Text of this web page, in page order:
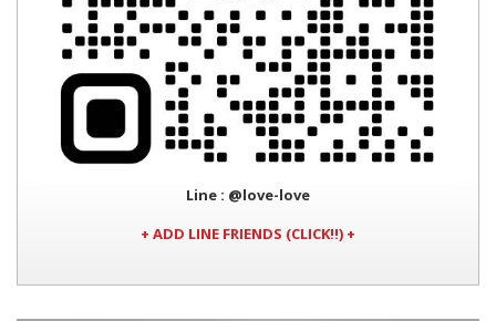
Line : @love-love
+ ADD LINE FRIENDS (CLICK!!) +